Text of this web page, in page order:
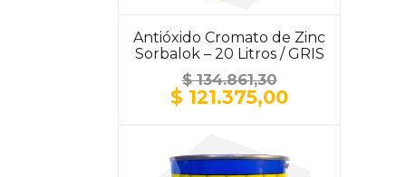
Antióxido Cromato de Zinc
Sorbalok – 20 Litros / GRIS
$134.861,30
El
precio
era:
$ 134.861,30.
$ 121.375,00El
es:
$